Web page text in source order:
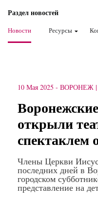
Раздел новостей
Новости Ресурсы
10 Мая 2025 - ВОРОНЕЖ
открыли
спектаклем
Члены Церкви
последних дней в
городском
представление на